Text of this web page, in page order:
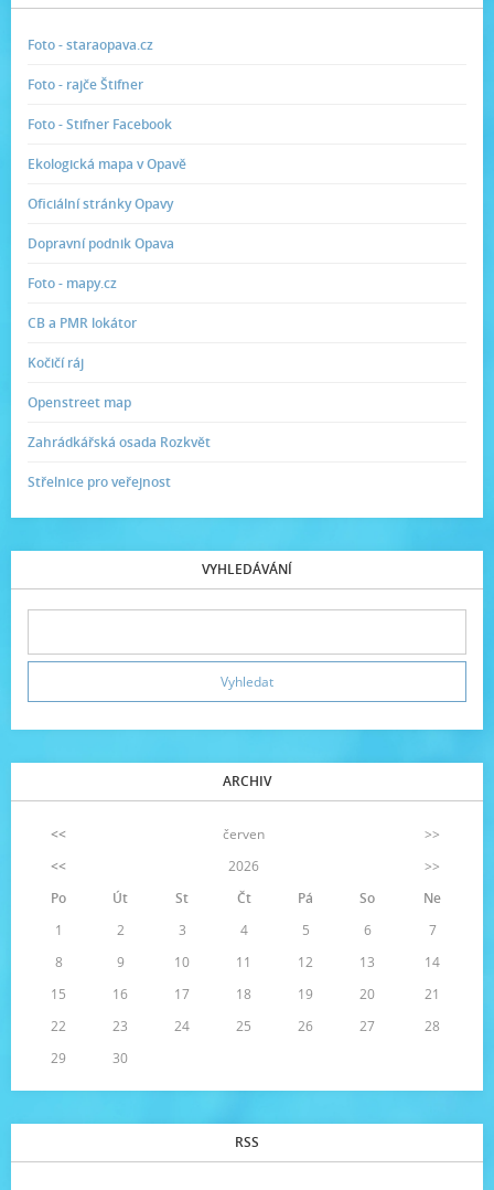
Foto - staraopava.cz
Foto - rajče Štifner
Foto - Stifner Facebook
Ekologická mapa v Opavě
Oficiální stránky Opavy
Dopravní podnik Opava
Foto - mapy.cz
CB a PMR lokátor
Kočičí ráj
Openstreet map
Zahrádkářská osada Rozkvět
Střelnice pro veřejnost
VYHLEDÁVÁNÍ
ARCHIV
<< červen
>>
<<
2026
>>
Po
Út St Čt Pá So
Ne
1
2 3 4 5 6
7
8
9 10 11 12 13
14
15
16 17 18 19 20
21
22
23 24 25 26 27
28
29
30
RSS